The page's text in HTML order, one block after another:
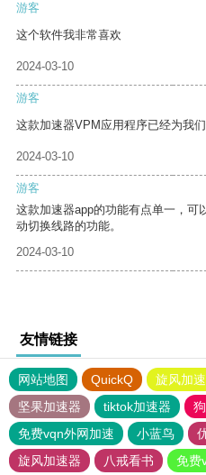
游客
这个软件我非常喜欢
2024-03-10
游客
这款加速器VPM应用程序已经为我
2024-03-10
游客
这款加速器app的功能有点单一，可
动切换线路的功能。
2024-03-10
友情链接
网站地图 QuickQ 旋风加
坚果加速器
tiktok加速器
免费vqn外网加速
小蓝鸟
旋风加速器
八戒看书
免费